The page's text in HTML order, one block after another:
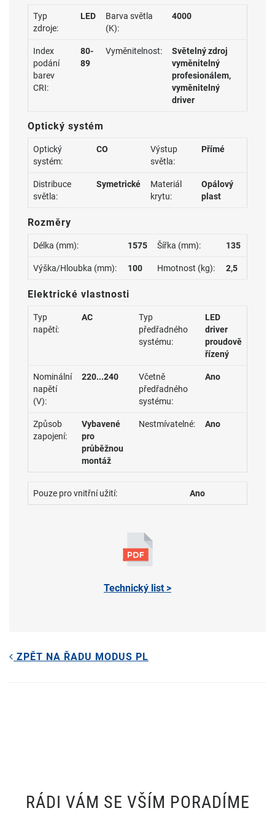
Typ
zdroje:
LED
Barva světla
(K):
4000
Index
podání
barev
CRI:
80-
89
Vyměnitelnost:
Světelný zdroj
vyměnitelný
profesionálem,
vyměnitelný
driver
Optický systém
Optický
systém:
CO
Výstup
světla:
Přímé
Distribuce
světla:
Symetrické
Materiál
krytu:
Opálový
plast
Rozměry
Délka (mm): 1575 Šířka (mm): 135
Výška/Hloubka (mm): 100 Hmotnost (kg): 2,5
Elektrické vlastnosti
Typ
napětí:
AC
Typ
předřadného
systému:
LED
driver
proudově
řízený
Nominální
napětí
(V):
220...240
Včetně
předřadného
systému:
Ano
Způsob
zapojení:
Vybavené
pro
průběžnou
montáž
Nestmívatelné: Ano
Pouze pro vnitřní užití: Ano
Technický list >
ZPĚT NA ŘADU MODUS PL
RÁDI VÁM SE VŠÍM PORADÍME